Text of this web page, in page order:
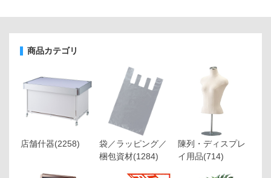
商品カテゴリ
店舗什器(2258)
袋／ラッピング／
梱包資材(1284)
陳列・ディスプレ
イ用品(714)